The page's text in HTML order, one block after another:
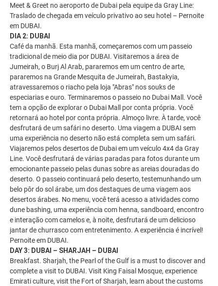
Meet & Greet no aeroporto de Dubai pela equipe da Gray Line:
Traslado de chegada em veículo privativo ao seu hotel – Pernoite
em DUBAI.
DIA 2: DUBAI
Café da manhã. Esta manhã, começaremos com um passeio
tradicional de meio dia por DUBAI. Visitaremos a área de
Jumeirah, o Burj Al Arab, pararemos em um centro de arte,
pararemos na Grande Mesquita de Jumeirah, Bastakyia,
atravessaremos o riacho pela loja "Abras" nos souks de
especiarias e ouro. Terminaremos o passeio no Dubai Mall. Você
tem a opção de explorar o Dubai Mall por conta própria. Você
retornará ao hotel por conta própria. Almoço livre. À tarde, você
desfrutará de um safári no deserto. Uma viagem a DUBAI sem
uma experiência no deserto não está completa sem um safári.
Viajaremos pelos desertos de Dubai em um veículo 4x4 da Gray
Line. Você desfrutará de várias paradas para fotos durante um
emocionante passeio pelas dunas sobre as areias douradas do
deserto. O passeio continuará pelo deserto, testemunhando um
belo pôr do sol árabe, um dos destaques de uma viagem aos
desertos árabes. No menu, você terá acesso a atividades como
dune bashing, uma experiência com henna, sandboard, encontro
e interação com camelos e, à noite, desfrutará de um delicioso
jantar de churrasco com entretenimento. A experiência é incrível!
Pernoite em DUBAI.
DAY 3: DUBAI – SHARJAH – DUBAI
Breakfast. Sharjah, the Pearl of the Gulf is a must to discover and
complete a visit to DUBAI. Visit King Faisal Mosque, experience
Emirati culture, visit the Fort of Sharjah, learn about the customs